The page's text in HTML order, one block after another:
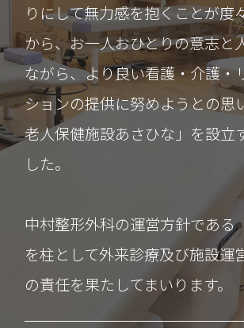
りにして無力感を抱くことが度
から、お一人おひとりの意志と
ながら、より良い看護・介護・
ションの提供に努めようとの思
老人保健施設あさひな」を設立
した。
中村整形外科の運営方針である
を柱として外来診療及び施設運
の責任を果たしてまいります。